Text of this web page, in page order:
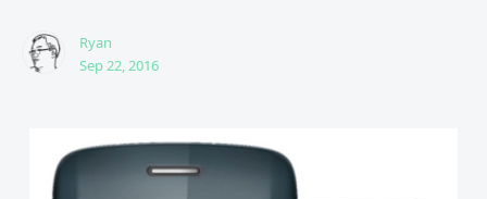
Ryan
Sep 22, 2016